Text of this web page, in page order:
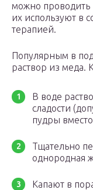
можно
их используют в
терапией.
Популярным в
раствор из меда.
В воде
сладости
пудры
Тщательно
однородная
Капают в